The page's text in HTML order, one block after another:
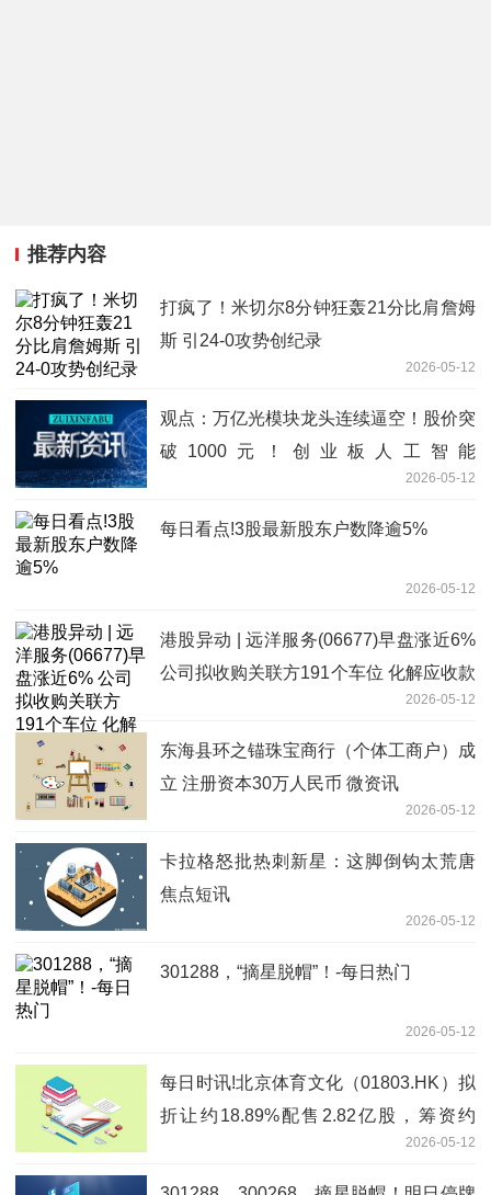
推荐内容
打疯了！米切尔8分钟狂轰21分比肩詹姆
斯 引24-0攻势创纪录
2026-05-12
观点：万亿光模块龙头连续逼空！股价突
破1000元！创业板人工智能
ETF（159363）逆市涨逾1%再创新高
2026-05-12
每日看点!3股最新股东户数降逾5%
2026-05-12
港股异动 | 远洋服务(06677)早盘涨近6%
公司拟收购关联方191个车位 化解应收款
2026-05-12
东海县环之锚珠宝商行（个体工商户）成
立 注册资本30万人民币 微资讯
2026-05-12
卡拉格怒批热刺新星：这脚倒钩太荒唐
焦点短讯
2026-05-12
301288，“摘星脱帽”！-每日热门
2026-05-12
每日时讯!北京体育文化（01803.HK）拟
折让约18.89%配售2.82亿股，筹资约
2026-05-12